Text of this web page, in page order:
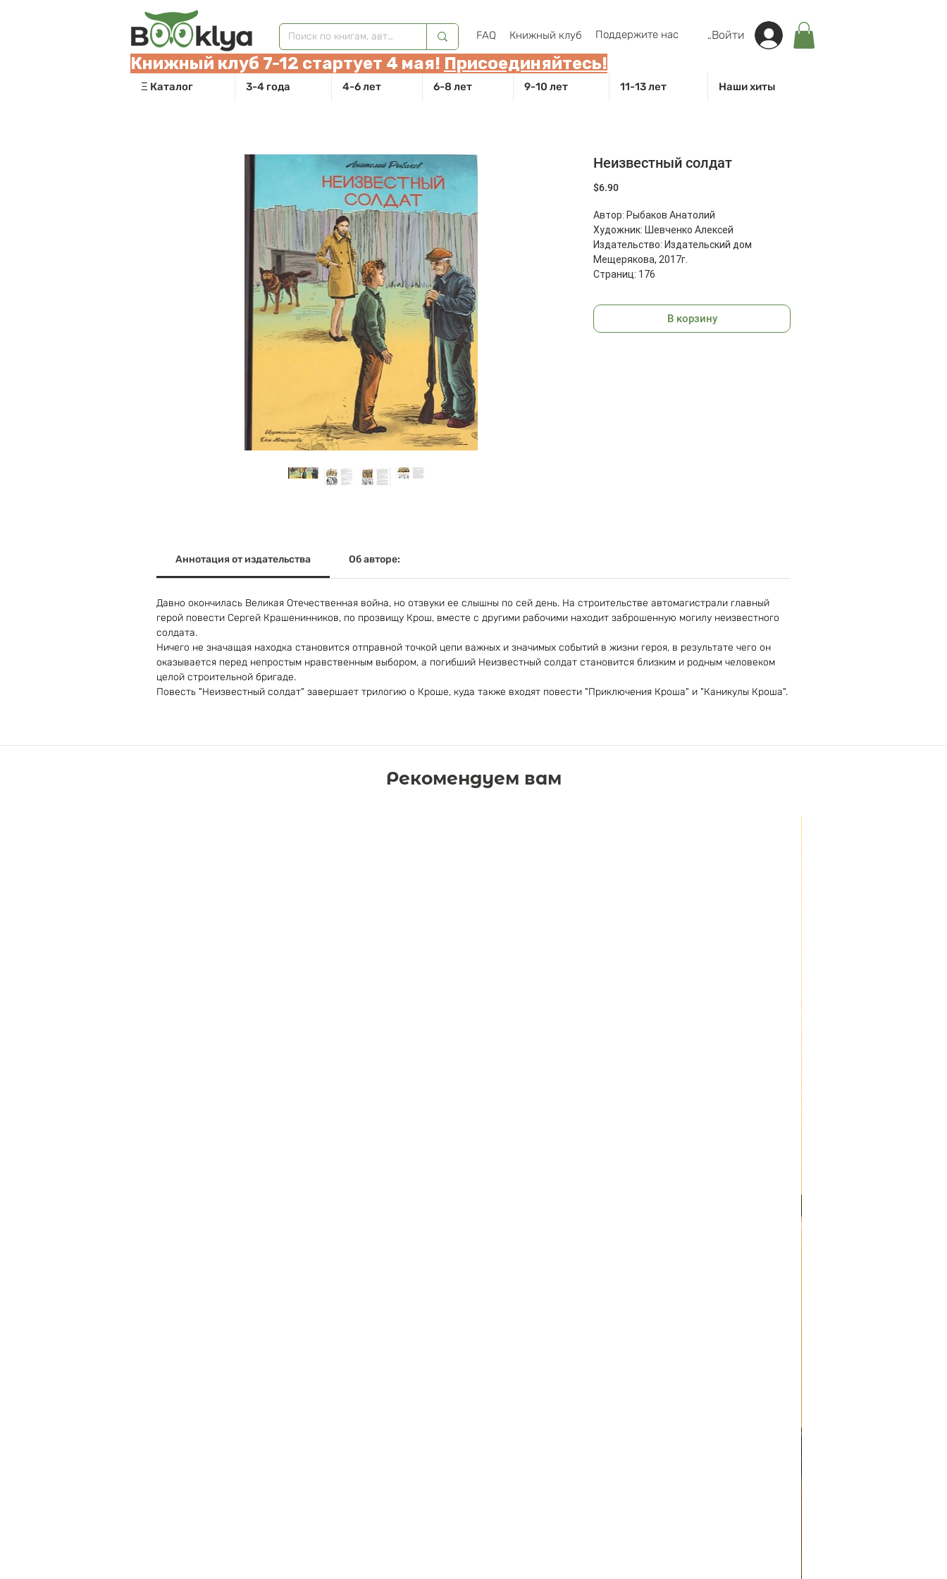
FAQ Книжный клуб Поддержите нас Войти
Ξ Каталог 3-4 года 4-6 лет 6-8 лет 9-10 лет 11-13 лет Наши хиты
Книжный клуб 7-12 стартует 4 мая! Присоединяйтесь!
Неизвестный солдат
$6.90Цена
Автор: Рыбаков Анатолий
Художник: Шевченко Алексей
Издательство: Издательский дом
Мещерякова, 2017г.
Страниц: 176
Масса: 436 г
В корзину
Аннотация от издательства Об авторе:
Давно окончилась Великая Отечественная война, но отзвуки ее слышны по сей день. На строительстве автомагистрали главный
герой повести Сергей Крашенинников, по прозвищу Крош, вместе с другими рабочими находит заброшенную могилу неизвестного
солдата.
Ничего не значащая находка становится отправной точкой цепи важных и значимых событий в жизни героя, в результате чего он
оказывается перед непростым нравственным выбором, а погибший Неизвестный солдат становится близким и родным человеком
целой строительной бригаде.
Повесть "Неизвестный солдат" завершает трилогию о Кроше, куда также входят повести "Приключения Кроша" и "Каникулы Кроша".
Рекомендуем вам